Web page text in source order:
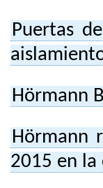
Puertas
Hörmann
Hörmann
2015 en la